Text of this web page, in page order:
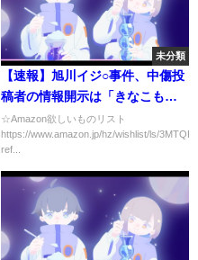
未分類
【速報】旭川イジ○事件、中傷投
稿者の情報開示は「きなこも
ち」の可能性！
☆Amazon欲しいものリスト
https://www.amazon.jp/hz/wishlist/ls/
ref...